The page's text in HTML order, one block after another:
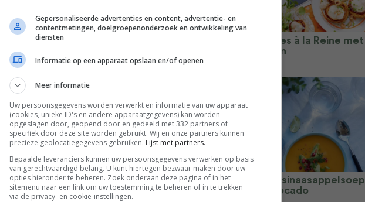
kippensoep
Bouchées à la Reine met
garnalen
met
Naanbrood
Wortel-sinaasappelsoep
met avocado
Gepersonaliseerde advertenties en content, advertentie- en
contentmetingen, doelgroepenonderzoek en ontwikkeling van
diensten
Informatie op een apparaat opslaan en/of openen
Meer informatie
Uw persoonsgegevens worden verwerkt en informatie van uw apparaat
(cookies, unieke ID's en andere apparaatgegevens) kan worden
opgeslagen door, geopend door en gedeeld met 332 partners of
specifiek door deze site worden gebruikt. Wij en onze partners kunnen
precieze geolocatiegegevens gebruiken. Lijst met partners.
Bepaalde leveranciers kunnen uw persoonsgegevens verwerken op basis
van gerechtvaardigd belang. U kunt hiertegen bezwaar maken door uw
opties hieronder te beheren. Zoek onderaan deze pagina of in het
sitemenu naar een link om uw toestemming te beheren of in te trekken
via de privacy- en cookie-instellingen.